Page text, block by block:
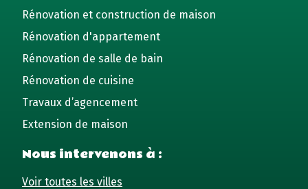
Rénovation et construction de maison
Rénovation d'appartement
Rénovation de salle de bain
Rénovation de cuisine
Travaux d’agencement
Extension de maison
Nous intervenons à :
Voir toutes les villes